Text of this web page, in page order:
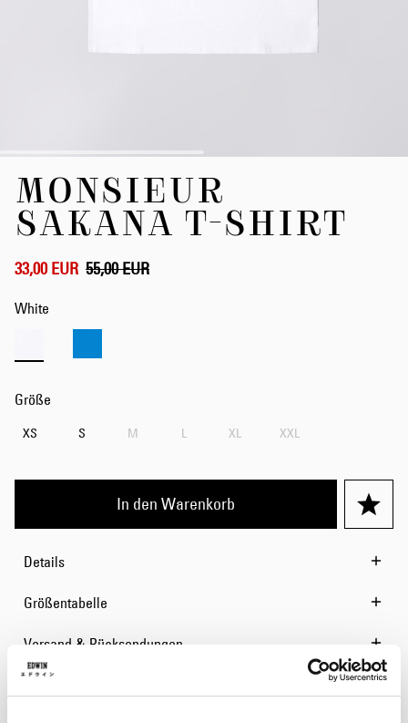
Anfang
Bildergalerie
springen
MONSIEUR
SAKANA T-SHIRT
33,00 EUR 55,00 EUR
White
Größe
XS S M L XL XXL
In den Warenkorb
Details
Größentabelle
Versand & Rücksendungen